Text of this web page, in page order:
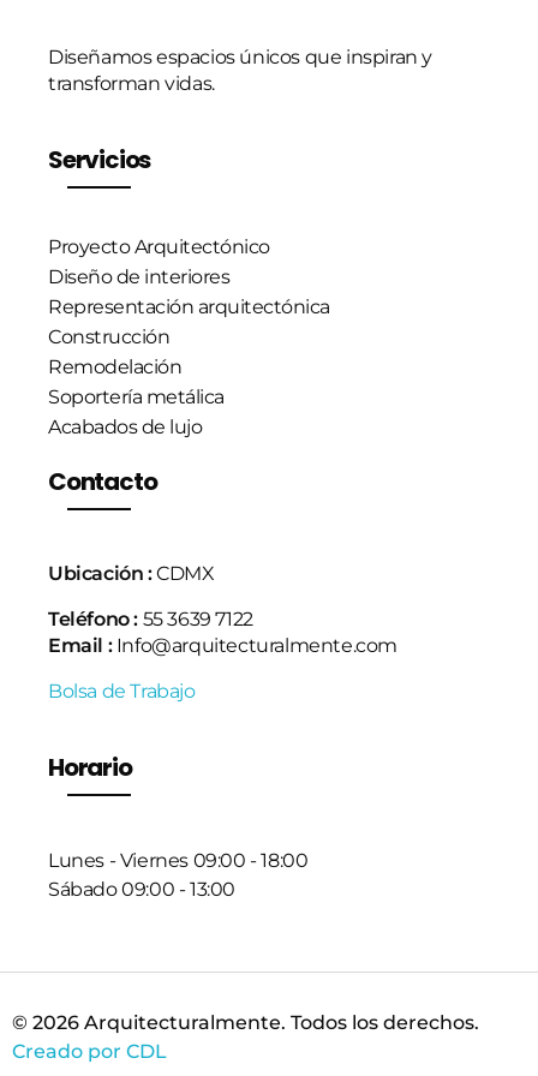
Diseñamos espacios únicos que inspiran y
transforman vidas.
Servicios
Proyecto Arquitectónico
Diseño de interiores
Representación arquitectónica
Construcción
Remodelación
Soportería metálica
Acabados de lujo
Contacto
Ubicación :CDMX
Teléfono : 55 3639 7122
Email :Info@arquitecturalmente.com
Bolsa de Trabajo
Horario
Lunes - Viernes 09:00 - 18:00
Sábado 09:00 - 13:00
© 2026 Arquitecturalmente. Todos los derechos.
Creado por CDL